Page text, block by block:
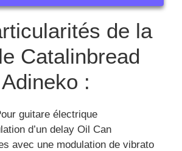
de la
Catalinbread
Adineko :
guitare électrique
d’un delay Oil Can
avec une modulation de vibrato